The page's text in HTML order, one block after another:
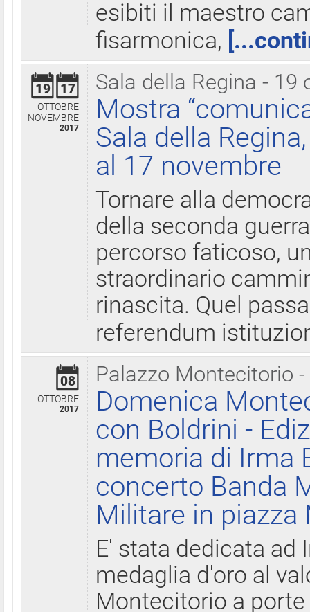
esibiti il maestro
fisarmonica,
Sala della Regina - 19
19 17
OTTOBRE
NOVEMBRE
2017
Mostra
Sala della
al 17 novembre
Tornare alla
della seconda
percorso faticoso,
straordinario
rinascita. Quel
referendum
Palazzo Montecitorio
08
OTTOBRE
2017
Domenica
con Boldrini -
memoria di Irma
concerto Banda
Militare in
E' stata dedicata ad
medaglia d'oro al
Montecitorio a